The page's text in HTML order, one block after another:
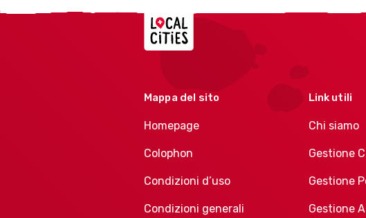
Localcities
Mappa del sito
Homepage
Colophon
Condizioni d’uso
Condizioni generali
Link utili
Chi siamo
Gestione
Gestione
Gestione